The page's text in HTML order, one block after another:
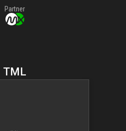
Partner
TML